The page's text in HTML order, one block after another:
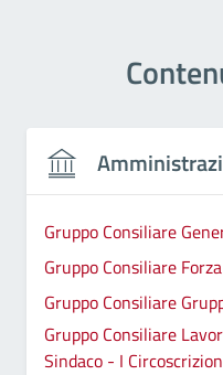
Gruppo Consiliare
Gruppo Consiliare
Gruppo Consiliare
Gruppo Consiliare
Sindaco - I